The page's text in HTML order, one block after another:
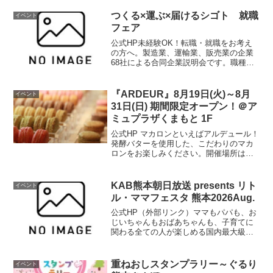
ください。（外部...
イベント
つくる×運ぶ×届けるシゴト 就職
フェア
公式HP未経験OK！転職・就職をお考え
の方へ。製造業、運輸業、販売業の企業
68社による合同企業説明会です。職種は
どもあります。「まず話を聞いてみた
い」という方から「転職し...
イベント
『ARDEUR』8月19日(火)～8月
31日(日) 期間限定オープン！＠ア
ミュプラザくまもと 1F
公式HP マカロンといえばアルデュール！
発酵バターを使用した、こだわりのマカ
ロンをお楽しみください。開催場所はこ
イベント
KAB熊本朝日放送 presents リト
ル・ママフェスタ 熊本2026Aug.
公式HP（外部リンク）ママもパパも、お
じいちゃんもおばあちゃんも、子育てに
関わる全ての人が楽しめる国内最大級の
ハイレース、撮影会などの人気企画をは
じめ、子育て応援企業や...
イベント
重ねおしスタンプラリー～ぐるり